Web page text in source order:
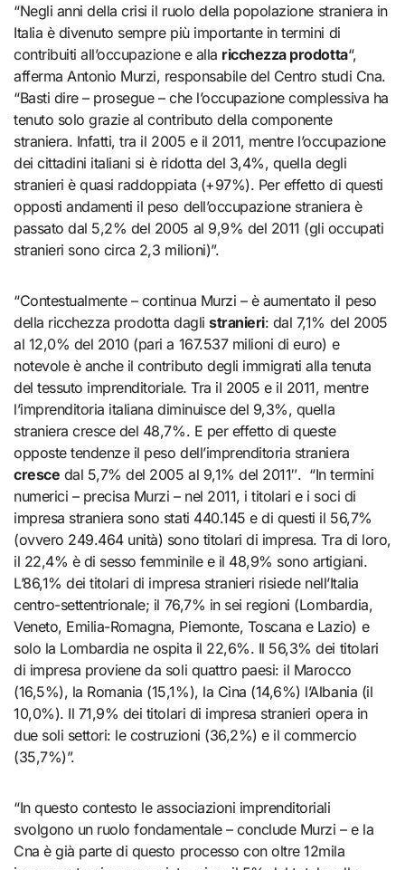
“Negli anni della crisi il ruolo della popolazione straniera in
Italia è divenuto sempre più importante in termini di
contribuiti all’occupazione e alla ricchezza prodotta“,
afferma Antonio Murzi, responsabile del Centro studi Cna.
“Basti dire – prosegue – che l’occupazione complessiva ha
tenuto solo grazie al contributo della componente
straniera. Infatti, tra il 2005 e il 2011, mentre l’occupazione
dei cittadini italiani si è ridotta del 3,4%, quella degli
stranieri è quasi raddoppiata (+97%). Per effetto di questi
opposti andamenti il peso dell’occupazione straniera è
passato dal 5,2% del 2005 al 9,9% del 2011 (gli occupati
stranieri sono circa 2,3 milioni)”.
“Contestualmente – continua Murzi – è aumentato il peso
della ricchezza prodotta daglistranieri: dal 7,1% del 2005
al 12,0% del 2010 (pari a 167.537 milioni di euro) e
notevole è anche il contributo degli immigrati alla tenuta
del tessuto imprenditoriale. Tra il 2005 e il 2011, mentre
l’imprenditoria italiana diminuisce del 9,3%, quella
straniera cresce del 48,7%. E per effetto di queste
opposte tendenze il peso dell’imprenditoria straniera
cresce dal 5,7% del 2005 al 9,1% del 2011″. “In termini
numerici – precisa Murzi – nel 2011, i titolari e i soci di
impresa straniera sono stati 440.145 e di questi il 56,7%
(ovvero 249.464 unità) sono titolari di impresa. Tra di loro,
il 22,4% è di sesso femminile e il 48,9% sono artigiani.
L’86,1% dei titolari di impresa stranieri risiede nell’Italia
centro-settentrionale; il 76,7% in sei regioni (Lombardia,
Veneto, Emilia-Romagna, Piemonte, Toscana e Lazio) e
solo la Lombardia ne ospita il 22,6%. Il 56,3% dei titolari
di impresa proviene da soli quattro paesi: il Marocco
(16,5%), la Romania (15,1%), la Cina (14,6%) l’Albania (il
10,0%). Il 71,9% dei titolari di impresa stranieri opera in
due soli settori: le costruzioni (36,2%) e il commercio
(35,7%)”.
“In questo contesto le associazioni imprenditoriali
svolgono un ruolo fondamentale – conclude Murzi – e la
Cna è già parte di questo processo con oltre 12mila